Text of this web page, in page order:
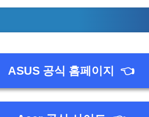
ASUS 공식 홈페이지 👈